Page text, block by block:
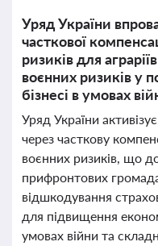
Уряд України
часткової
ризиків для
воєнних ризиків у
бізнесі в умовах
Уряд України
через часткову
воєнних ризиків, що
прифронтових
відшкодування
для підвищення
умовах війни та